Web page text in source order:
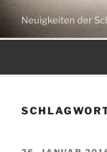
Zum
Inhalt
springen
Neuigkeiten der